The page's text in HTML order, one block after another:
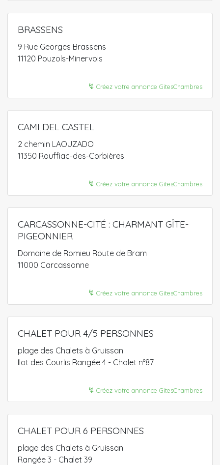
BRASSENS
9 Rue Georges Brassens
11120 Pouzols-Minervois
↯ Créez votre annonce GitesChambres
CAMI DEL CASTEL
2 chemin LAOUZADO
11350 Rouffiac-des-Corbières
↯ Créez votre annonce GitesChambres
CARCASSONNE-CITÉ : CHARMANT GÎTE-
PIGEONNIER
Domaine de Romieu Route de Bram
11000 Carcassonne
↯ Créez votre annonce GitesChambres
CHALET POUR 4/5 PERSONNES
plage des Chalets à Gruissan
Ilot des Courlis Rangée 4 - Chalet n°87
↯ Créez votre annonce GitesChambres
CHALET POUR 6 PERSONNES
plage des Chalets à Gruissan
Rangée 3 - Chalet 39